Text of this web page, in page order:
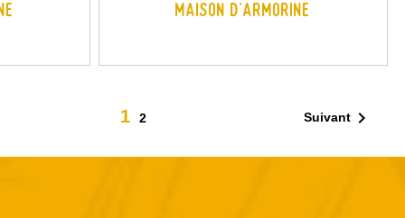
Maison d'Armorine
12 Suivant